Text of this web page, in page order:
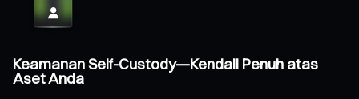
Keamanan Self-Custody—Kendali Penuh atas
Aset Anda